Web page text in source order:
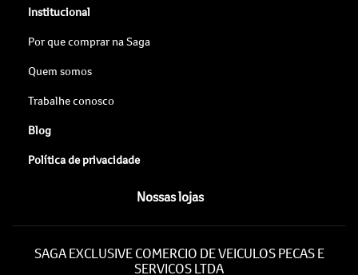
Institucional
Por que comprar na Saga
Quem somos
Trabalhe conosco
Blog
Política de privacidade
Nossas lojas
SAGA EXCLUSIVE COMERCIO DE VEICULOS PECAS E
SERVICOS LTDA